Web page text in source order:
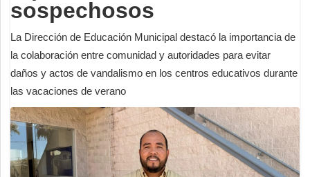
sospechosos
La Dirección de Educación Municipal destacó la importancia de
la colaboración entre comunidad y autoridades para evitar
daños y actos de vandalismo en los centros educativos durante
las vacaciones de verano